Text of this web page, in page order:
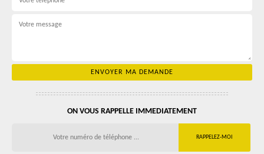
ON VOUS RAPPELLE IMMEDIATEMENT